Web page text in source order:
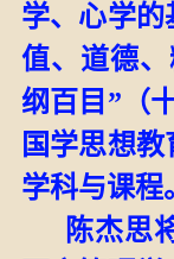
学、心学
值、道德
纲百目”（
国学思想
学科与课程
陈杰思